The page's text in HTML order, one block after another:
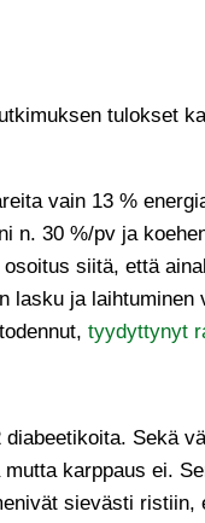
tulokset
vain 13 %
n. 30 %/pv ja
siitä, että
lasku ja
tyydyttynyt
Sekä
karppaus ei.
sievästi